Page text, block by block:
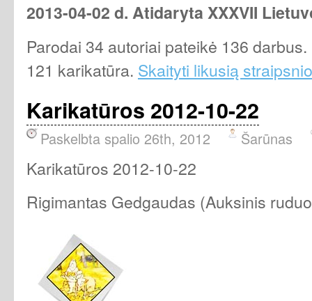
2013-04-02 d. Atidaryta XXXVII
Parodai 34 autoriai pateikė 136
121 karikatūra. Skaityti likusią
Karikatūros 2012-10-22
Paskelbta spalio 26th, 2012 Šarūnas
Karikatūros 2012-10-22
Rigimantas Gedgaudas (Auksinis